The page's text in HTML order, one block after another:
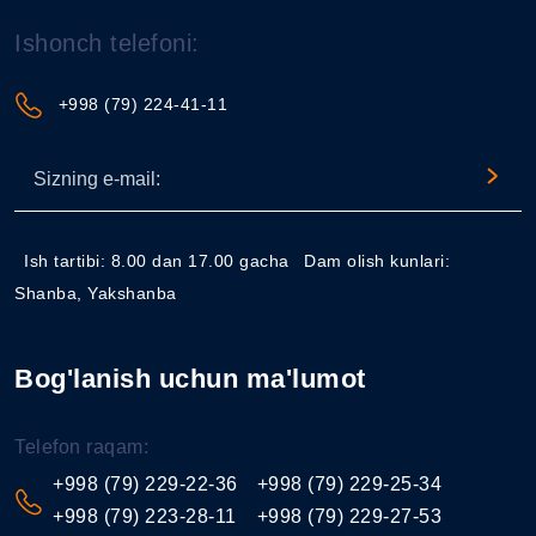
Ishonch telefoni:
+998 (79) 224-41-11
Ish tartibi: 8.00 dan 17.00 gacha
Dam olish kunlari:
Shanba, Yakshanba
Bog'lanish uchun ma'lumot
Telefon raqam:
+998 (79) 229-22-36
+998 (79) 223-28-11
+998 (79) 229-25-34
+998 (79) 229-27-53